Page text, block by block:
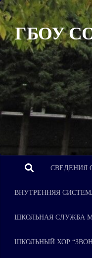
Перейти к содержимому
ГБОУ
СВЕДЕНИЯ
ВНУТРЕННЯЯ
ШКОЛЬНАЯ СЛУЖБА
ШКОЛЬНЫЙ ХОР